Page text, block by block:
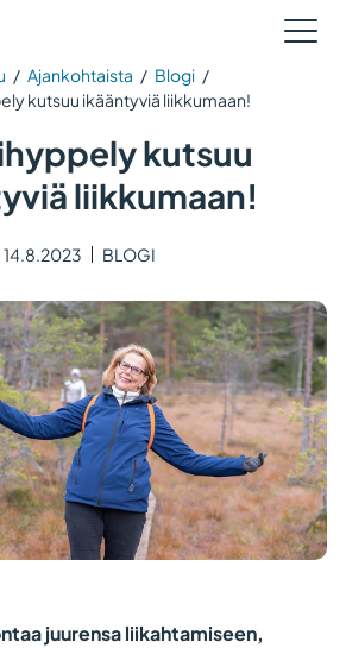
/ Ajankohtaista / Blogi /
kutsuu ikääntyviä liikkumaan!
kutsuu
liikkumaan!
14.8.2023 BLOGI
juurensa liikahtamiseen,